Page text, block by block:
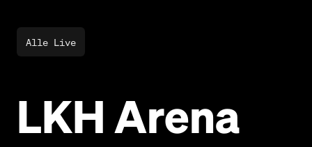
Alle Live
LKH Arena